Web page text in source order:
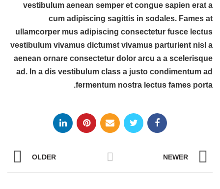
vestibulum aenean semper et congue sapien erat a
cum adipiscing sagittis in sodales. Fames at
ullamcorper mus adipiscing consectetur fusce lectus
vestibulum vivamus dictumst vivamus parturient nisl a
aenean ornare consectetur dolor arcu a a scelerisque
ad. In a dis vestibulum class a justo condimentum ad
fermentum nostra lectus fames porta.
NEWER
OLDER